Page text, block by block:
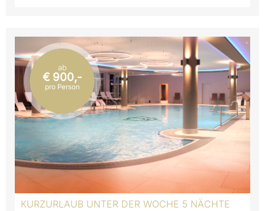
KURZURLAUB UNTER DER WOCHE 5 NÄCHTE
ab
€ 900,-
pro Person